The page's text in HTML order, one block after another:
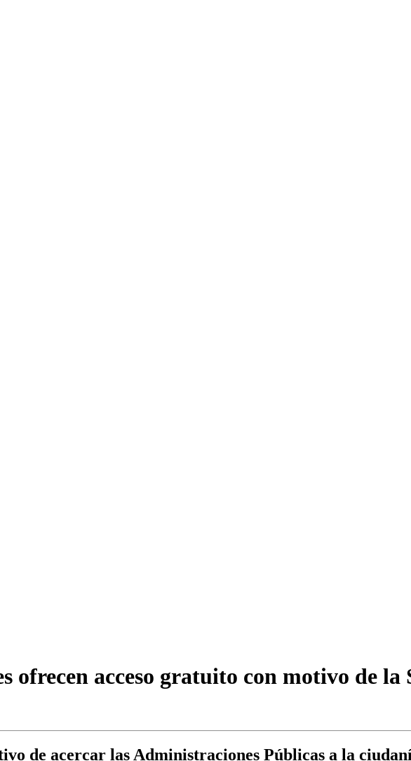
ofrecen acceso gratuito con motivo de
de acercar las Administraciones Públicas a la